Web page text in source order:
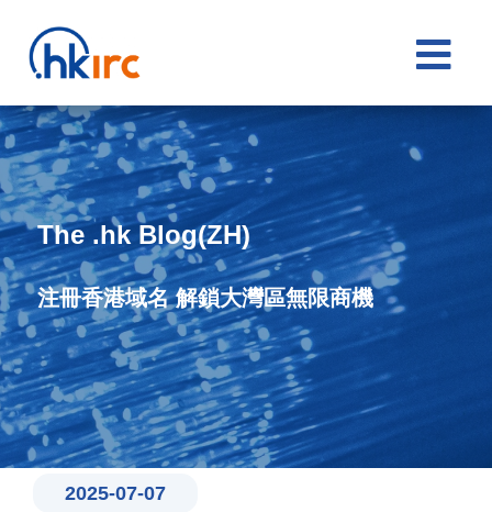

The .hk Blog(ZH)
注冊香港域名 解鎖大灣區無限商機
2025-07-07